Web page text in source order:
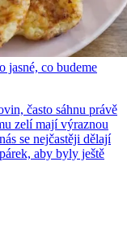
jasné, co budeme
často sáhnu právě
zelí mají výraznou
se nejčastěji dělají
aby byly ještě